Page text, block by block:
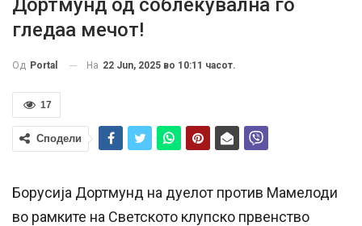
Дортмунд од соблекувална го
гледаа мечот!
Од Portal На 22 Jun, 2025 во 10:11 часот.
17
Сподели
Борусија Дортмунд на дуелот против Мамелоди
во рамките на Светското клупско првенство